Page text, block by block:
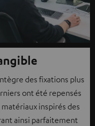
des fixations plus
ont été repensés
inspirés des
ainsi parfaitement